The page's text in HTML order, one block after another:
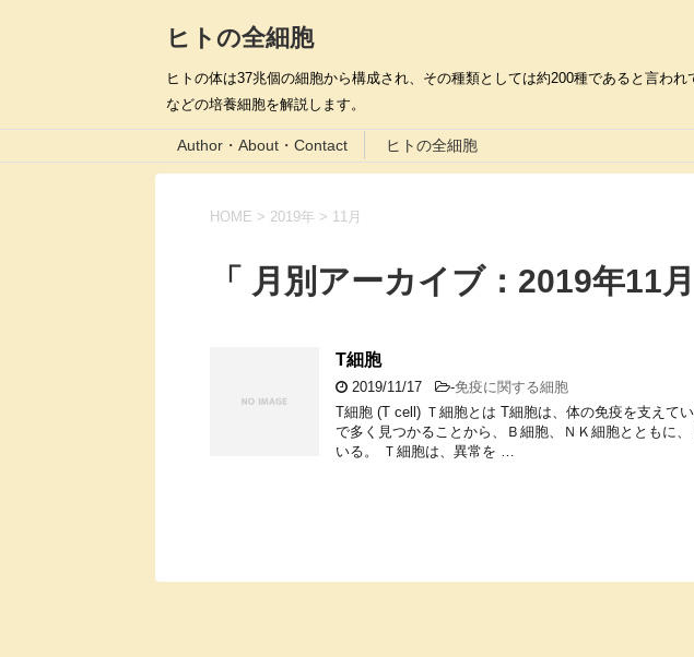
ヒトの全細胞
ヒトの体は37兆個の細胞から構成され、その種類としては約200種であると言わ
などの培養細胞を解説します。
Author・About・Contact ヒトの全細胞
HOME > 2019年 > 11月
「 月別アーカイブ：2019年11
T細胞
2019/11/17 -免疫に関する細胞
T細胞 (T cell) Ｔ細胞とは T細胞は、体の免疫を支えて
で多く見つかることから、Ｂ細胞、ＮＫ細胞とともに
いる。 Ｔ細胞は、異常を …